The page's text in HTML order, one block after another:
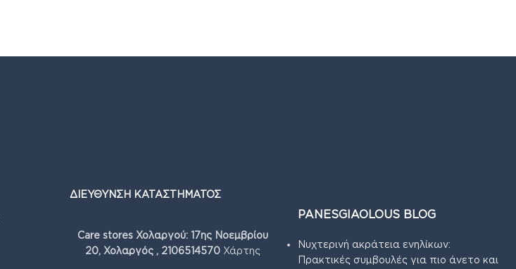
ΔΙΕΥΘΥΝΣΗ ΚΑΤΑΣΤΗΜΑΤΟΣ
Care stores Χολαργού: 17ης Νοεμβρίου
20, Χολαργός , 2106514570 Χάρτης
PANESGIAOLOUS BLOG
Νυχτερινή ακράτεια ενηλίκων:
Πρακτικές συμβουλές για πιο άνετο και